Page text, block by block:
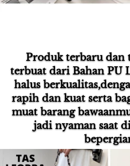
Produk terbaru dan
terbuat dari Bahan PU
halus
rapih dan kuat serta
muat barang
jadi nyaman saat